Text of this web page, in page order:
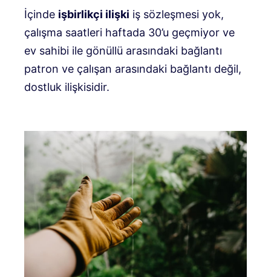
İçinde işbirlikçi ilişki iş sözleşmesi yok,
çalışma saatleri haftada 30’u geçmiyor ve
ev sahibi ile gönüllü arasındaki bağlantı
patron ve çalışan arasındaki bağlantı değil,
dostluk ilişkisidir.